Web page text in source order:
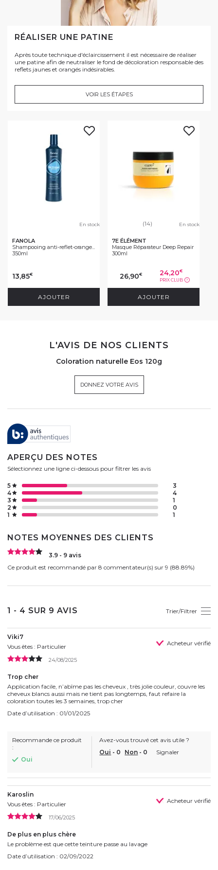
RÉALISER UNE PATINE
Après toute technique d'éclaircissement il est nécessaire de réaliser
une patine afin de neutraliser le fond de décoloration responsable des
reflets jaunes et orangés indésirables.
VOIR LES ÉTAPES
En stock
FANOLA
Shampooing anti-reflet-orange...
350ml
13,85€
AJOUTER
(14) En stock
7E ÉLÉMENT
Masque Réparateur Deep Repair
300ml
26,90€ 24,20€
PRIX CLUB ?
AJOUTER
L'AVIS DE NOS CLIENTS
Coloration naturelle Eos 120g
DONNEZ VOTRE AVIS
APERÇU DES NOTES
Sélectionnez une ligne ci-dessous pour filtrer les avis
1 1
2 0
3 1
4 4
5 3
NOTES MOYENNES DES CLIENTS
3.9 - 9 avis
Ce produit est recommandé par 8 commentateur(s) sur 9 (88.89%)
1 - 4 SUR 9 AVIS Trier/Filtrer
Viki7
Vous êtes : Particulier
Acheteur vérifié
24/08/2025
Trop cher
Application facile, n’abîme pas les cheveux , très jolie couleur, couvre les
cheveux blancs aussi mais ne tient pas longtemps, faut refaire la
coloration toutes les 3 semaines, trop cher
Date d’utilisation : 01/01/2025
Recommande ce produit
:
Oui
Avez-vous trouvé cet avis utile ?
Oui - 0 Non - 0 Signaler
Karoslin
Vous êtes : Particulier
Acheteur vérifié
17/06/2025
De plus en plus chère
Le problème est que cette teinture passe au lavage
Date d’utilisation : 02/09/2022